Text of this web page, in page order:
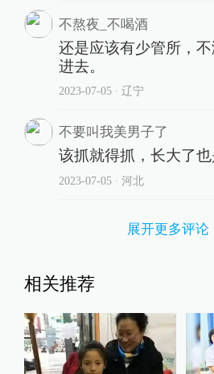
不熬夜_不喝酒
还是应该有少管所，
进去。
2023-07-05∙ 辽宁
不要叫我美男子了
该抓就得抓，长大了
2023-07-05∙ 河北
展开更多评论
相关推荐